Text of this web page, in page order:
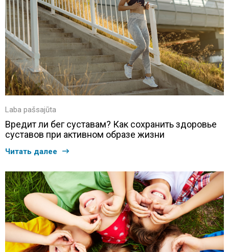
Laba pašsajūta
Вредит ли бег суставам? Как сохранить здоровье
суставов при активном образе жизни
Читать далее